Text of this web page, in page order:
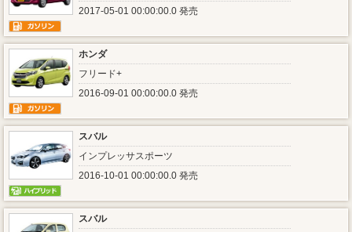
2017-05-01 00:00:00.0 発売
ホンダ
フリード+
2016-09-01 00:00:00.0 発売
スバル
インプレッサスポーツ
2016-10-01 00:00:00.0 発売
スバル